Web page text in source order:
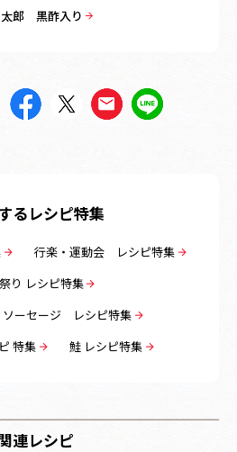
太郎 黒酢入り
るレシピ特集
行楽・運動会 レシピ特集
り レシピ特集
ソーセージ レシピ特集
特集
鮭 レシピ特集
連レシピ